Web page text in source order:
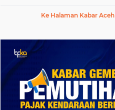
Ke Halaman Kabar Aceh